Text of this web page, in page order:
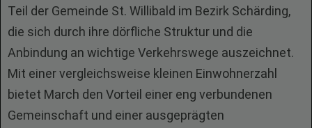
Teil der Gemeinde St. Willibald im Bezirk Schärding,
die sich durch ihre dörfliche Struktur und die
Anbindung an wichtige Verkehrswege auszeichnet.
Mit einer vergleichsweise kleinen Einwohnerzahl
bietet March den Vorteil einer eng verbundenen
Gemeinschaft und einer ausgeprägten